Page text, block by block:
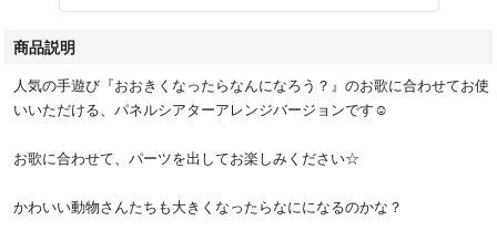
商品説明
人気の手遊び『おおきくなったらなんになろう？』のお歌に合わせてお使
いいただける、パネルシアターアレンジバージョンです☺︎
お歌に合わせて、パーツを出してお楽しみください☆
かわいい動物さんたちも大きくなったらなにになるのかな？